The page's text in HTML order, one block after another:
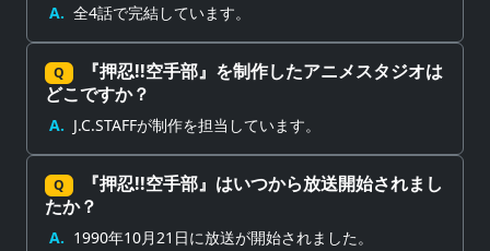
A. 全4話で完結しています。
Q
『押忍!!空手部』を制作したアニメスタジオは
どこですか？
A. J.C.STAFFが制作を担当しています。
Q
『押忍!!空手部』はいつから放送開始されまし
たか？
A. 1990年10月21日に放送が開始されました。